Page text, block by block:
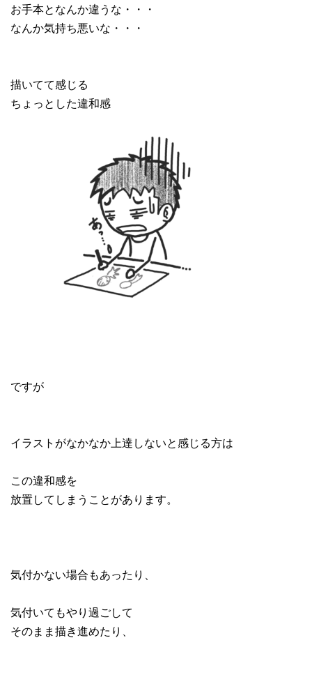
お手本となんか違うな・・・
なんか気持ち悪いな・・・
描いてて感じる
ちょっとした違和感
ですが
イラストがなかなか上達しないと感じる方は
この違和感を
放置してしまうことがあります。
気付かない場合もあったり、
気付いてもやり過ごして
そのまま描き進めたり、